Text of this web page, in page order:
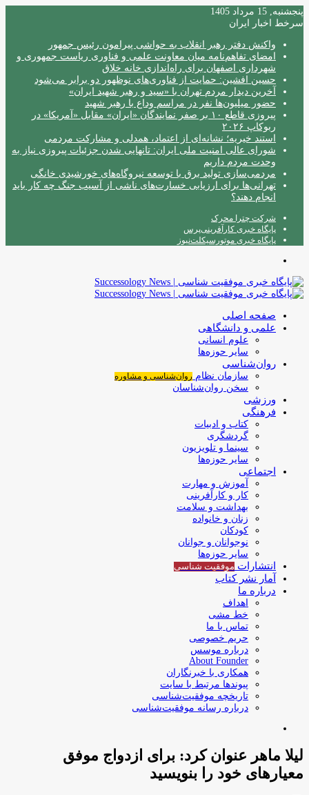
پنجشنبه, 15 مرداد 1405
سرخط اخبار ایران
واکنش دفتر رهبر انقلاب به حواشی پیرامون رئیس جمهور
امضای تفاهم‌نامه میان معاونت علمی و فناوری ریاست جمهوری و
شهرداری اصفهان برای راه‌اندازی خانه خلاق
حسین افشین: حمایت از فناوری‌های نوظهور دو برابر می‌شود
آخرین دیدار مردم تهران با «سید و رهبر شهید ایران»
حضور میلیون‌ها نفر در مراسم وداع با رهبر شهید
پیروزی قاطع ۱۰ بر صفر نمایندگان «ایران» مقابل «آمریکا» در
ربوکاپ ۲۰۲۶
استند خیریه؛ نشانه‌ای از اعتماد، همدلی و مشارکت مردمی
شورای عالی امنیت ملی ایران: تانهایی شدن جزئیات پیروزی نیاز به
وحدت مردم داریم
مردمی‌سازی تولید برق با توسعه نیروگاه‌های خورشیدی خانگی
تهرانی‌ها برای ارزیابی خسارت‌های ناشی از آسیب جنگ چه کار باید
انجام دهند؟
شرکت چترا محرک
پایگاه خبری کارآفرینی‌پرس
پایگاه خبری موتورسیکلت‌نیوز
صفحه اصلی
علمی و دانشگاهی
علوم انسانی
سایر حوزه‌ها
روان‌شناسی
سازمان نظام روان‌شناسی و مشاوره
سخن روان‌شناسان
ورزشی
فرهنگی
کتاب و ادبیات
گردشگری
سینما و تلویزیون
سایر حوزه‌ها
اجتماعی
آموزش و مهارت
کار و کارآفرینی
بهداشت و سلامت
زنان و خانواده
کودکان
نوجوانان و جوانان
سایر حوزه‌ها
انتشارات موفقیت‌ شناسی
آمار نشر کتاب
درباره ما
اهداف
خط مشی
تماس با ما
حریم خصوصی
درباره موسس
About Founder
همکاری با خبرنگاران
پیوندها مرتبط با سایت
تاریخچه موفقیت‌شناسی
درباره رسانه موفقیت‌شناسی
لیلا ماهر عنوان کرد: برای ازدواج موفق
معیارهای خود را بنویسید